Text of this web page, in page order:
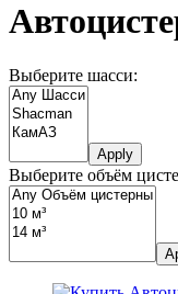
Выберите шасси:
Apply
Выберите объём